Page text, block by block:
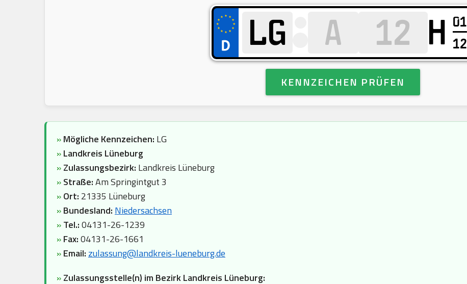
H 01
12
KENNZEICHEN PRÜFEN
»Mögliche Kennzeichen: LG
»Landkreis Lüneburg
»Zulassungsbezirk: Landkreis Lüneburg
»Straße:Am Springintgut 3
»Ort: 21335 Lüneburg
»Bundesland: Niedersachsen
»Tel.:04131-26-1239
»Fax:04131-26-1661
»Email: zulassung@landkreis-lueneburg.de
»Zulassungsstelle(n) im Bezirk Landkreis Lüneburg: